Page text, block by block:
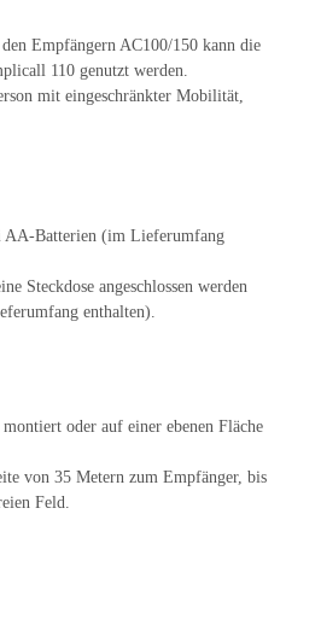
Empfängern AC100/150 kann die
110 genutzt werden.
mit eingeschränkter Mobilität,
AA-Batterien (im Lieferumfang
Steckdose angeschlossen werden
enthalten).
oder auf einer ebenen Fläche
von 35 Metern zum Empfänger, bis
Feld.